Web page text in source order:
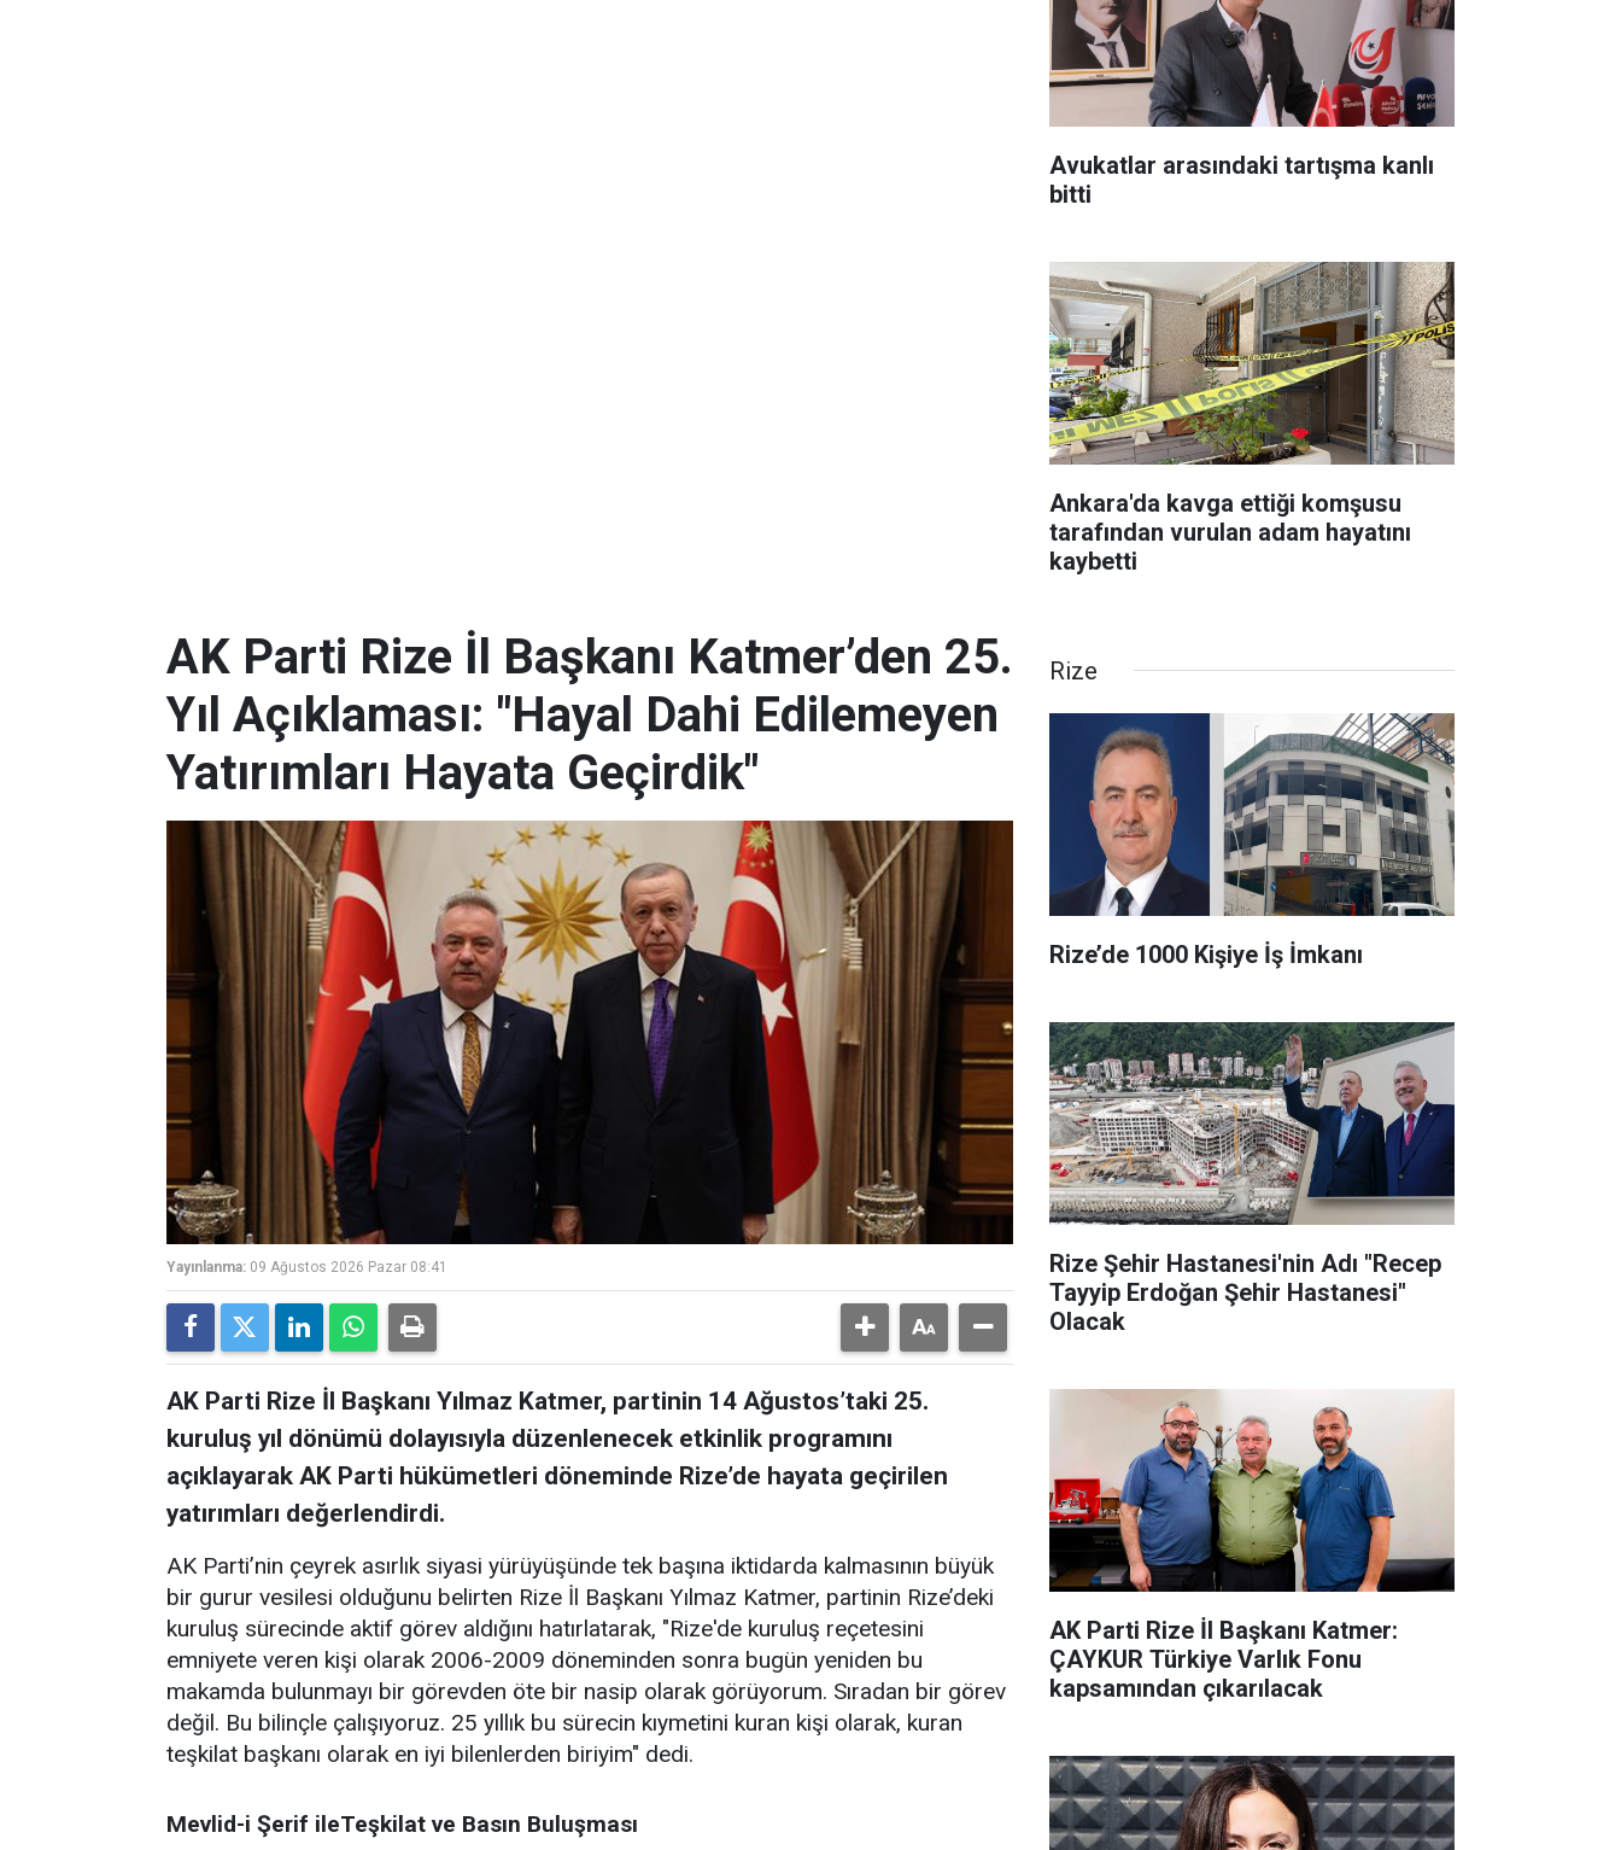
Avukatlar arasındaki tartışma kanlı
bitti
Ankara'da kavga ettiği komşusu
tarafından vurulan adam hayatını
kaybetti
AK Parti Rize İl Başkanı Katmer’den 25.
Yıl Açıklaması: "Hayal Dahi Edilemeyen
Yatırımları Hayata Geçirdik"
Yayınlanma: 09 Ağustos 2026 Pazar 08:41
AK Parti Rize İl Başkanı Yılmaz Katmer, partinin 14 Ağustos’taki 25.
kuruluş yıl dönümü dolayısıyla düzenlenecek etkinlik programını
açıklayarak AK Parti hükümetleri döneminde Rize’de hayata geçirilen
yatırımları değerlendirdi.
AK Parti’nin çeyrek asırlık siyasi yürüyüşünde tek başına iktidarda kalmasının büyük
bir gurur vesilesi olduğunu belirten Rize İl Başkanı Yılmaz Katmer, partinin Rize’deki
kuruluş sürecinde aktif görev aldığını hatırlatarak, "Rize'de kuruluş reçetesini
emniyete veren kişi olarak 2006-2009 döneminden sonra bugün yeniden bu
makamda bulunmayı bir görevden öte bir nasip olarak görüyorum. Sıradan bir görev
değil. Bu bilinçle çalışıyoruz. 25 yıllık bu sürecin kıymetini kuran kişi olarak, kuran
teşkilat başkanı olarak en iyi bilenlerden biriyim" dedi.
Mevlid-i Şerif ileTeşkilat ve Basın Buluşması
Rize
Rize’de 1000 Kişiye İş İmkanı
Rize Şehir Hastanesi'nin Adı "Recep
Tayyip Erdoğan Şehir Hastanesi"
Olacak
AK Parti Rize İl Başkanı Katmer:
ÇAYKUR Türkiye Varlık Fonu
kapsamından çıkarılacak